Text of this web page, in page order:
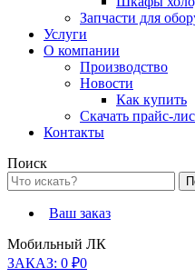
Запчасти для
Услуги
О компании
Производство
Новости
Как купить
Скачать прайс-
Контакты
Поиск
Ваш заказ
Мобильный ЛК
ЗАКАЗ: 0 ₽0